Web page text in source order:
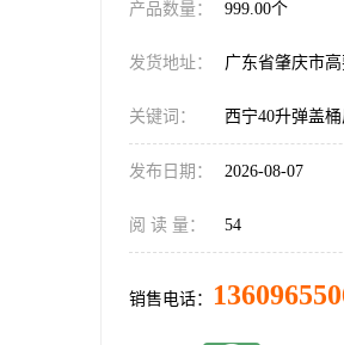
产品数量： 999.00个
发货地址： 广东省肇庆市
关键词： 西宁40升弹盖
发布日期： 2026-08-07
阅 读 量： 54
销售电话：